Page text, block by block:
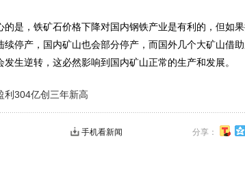
，铁矿石价格下降对国内钢铁产业是有利的，但如
续停产，国内矿山也会部分停产，而国外几个大矿山借
生逆转，这必然影响到国内矿山正常的生产和发展。
利304亿创三年新高
分享：
手机看新闻